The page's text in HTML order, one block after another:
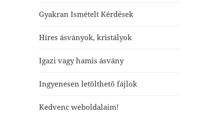
Gyakran Ismételt Kérdések
Híres ásványok, kristályok
Igazi vagy hamis ásvány
Ingyenesen letölthető fájlok
Kedvenc weboldalaim!